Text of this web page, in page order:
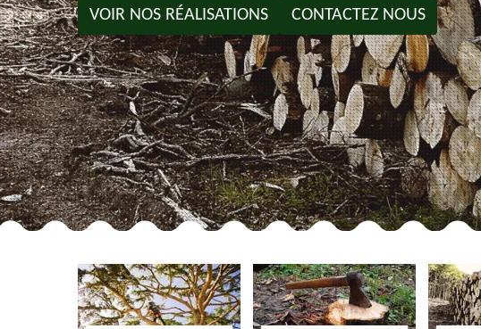
VOIR NOS RÉALISATIONS CONTACTEZ NOUS